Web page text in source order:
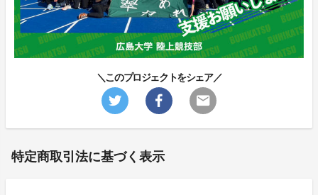
＼このプロジェクトをシェア／
特定商取引法に基づく表示